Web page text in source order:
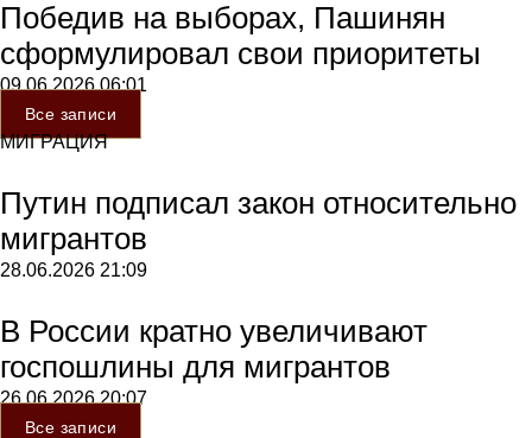
Победив на выборах, Пашинян
сформулировал свои приоритеты
09.06.202606:01
Все записи
МИГРАЦИЯ
Путин подписал закон относительно
мигрантов
28.06.2026 21:09
В России кратно увеличивают
госпошлины для мигрантов
26.06.202620:07
Все записи